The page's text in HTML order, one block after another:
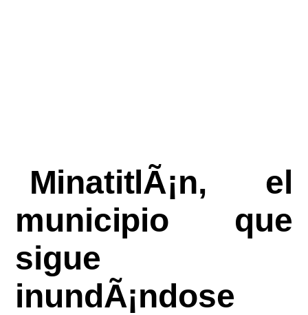
MinatitlÃ¡n, el
municipio que
sigue
inundÃ¡ndose